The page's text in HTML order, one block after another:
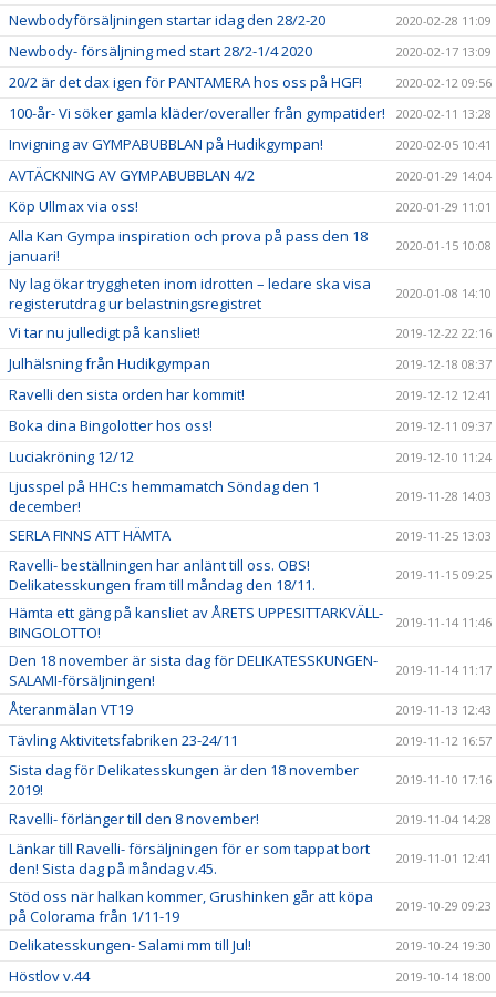
Newbodyförsäljningen startar idag den 28/2-20 2020-02-28 11:09
Newbody- försäljning med start 28/2-1/4 2020 2020-02-17 13:09
20/2 är det dax igen för PANTAMERA hos oss på HGF! 2020-02-12 09:56
100-år- Vi söker gamla kläder/overaller från gympatider! 2020-02-11 13:28
Invigning av GYMPABUBBLAN på Hudikgympan! 2020-02-05 10:41
AVTÄCKNING AV GYMPABUBBLAN 4/2 2020-01-29 14:04
Köp Ullmax via oss! 2020-01-29 11:01
Alla Kan Gympa inspiration och prova på pass den 18
januari!
2020-01-15 10:08
Ny lag ökar tryggheten inom idrotten – ledare ska visa
registerutdrag ur belastningsregistret
2020-01-08 14:10
Vi tar nu julledigt på kansliet! 2019-12-22 22:16
Julhälsning från Hudikgympan 2019-12-18 08:37
Ravelli den sista orden har kommit! 2019-12-12 12:41
Boka dina Bingolotter hos oss! 2019-12-11 09:37
Luciakröning 12/12 2019-12-10 11:24
Ljusspel på HHC:s hemmamatch Söndag den 1
december!
2019-11-28 14:03
SERLA FINNS ATT HÄMTA 2019-11-25 13:03
Ravelli- beställningen har anlänt till oss. OBS!
Delikatesskungen fram till måndag den 18/11.
2019-11-15 09:25
Hämta ett gäng på kansliet av ÅRETS UPPESITTARKVÄLL-
BINGOLOTTO!
2019-11-14 11:46
Den 18 november är sista dag för DELIKATESSKUNGEN-
SALAMI-försäljningen!
2019-11-14 11:17
Återanmälan VT19 2019-11-13 12:43
Tävling Aktivitetsfabriken 23-24/11 2019-11-12 16:57
Sista dag för Delikatesskungen är den 18 november
2019!
2019-11-10 17:16
Ravelli- förlänger till den 8 november! 2019-11-04 14:28
Länkar till Ravelli- försäljningen för er som tappat bort
den! Sista dag på måndag v.45.
2019-11-01 12:41
Stöd oss när halkan kommer, Grushinken går att köpa
på Colorama från 1/11-19
2019-10-29 09:23
Delikatesskungen- Salami mm till Jul! 2019-10-24 19:30
Höstlov v.44 2019-10-14 18:00